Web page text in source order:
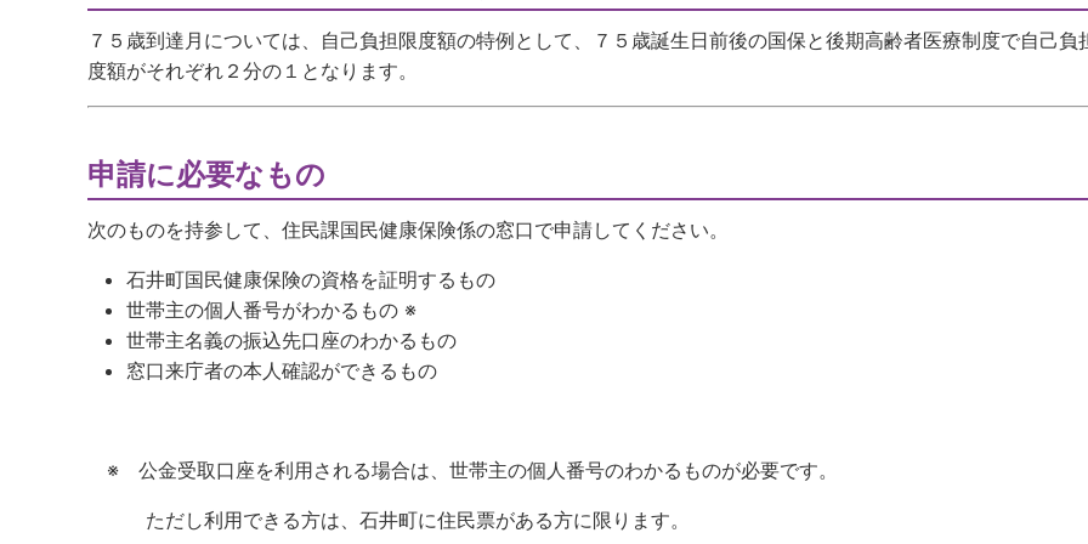
７５歳到達月については、自己負担限度額の特例として、７５歳誕生日前後の国保と後期高齢者医療制度で自己負
度額がそれぞれ２分の１となります。
申請に必要なもの
次のものを持参して、住民課国民健康保険係の窓口で申請してください。
石井町国民健康保険の資格を証明するもの
世帯主の個人番号がわかるもの ※
世帯主名義の振込先口座のわかるもの
窓口来庁者の本人確認ができるもの
※ 公金受取口座を利用される場合は、世帯主の個人番号のわかるものが必要です。
ただし利用できる方は、石井町に住民票がある方に限ります。